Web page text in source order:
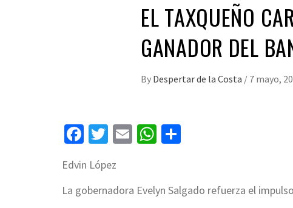
EL TAXQUEÑO
GANADOR DEL
By Despertar de la Costa / 7 mayo,
Facebook
Twitter
EmailWhatsApp
Edvin López
La gobernadora Evelyn Salgado refuerza el